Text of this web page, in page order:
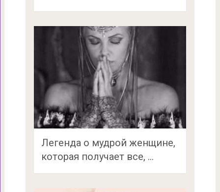
Легенда о мудрой женщине,
которая получает все, …